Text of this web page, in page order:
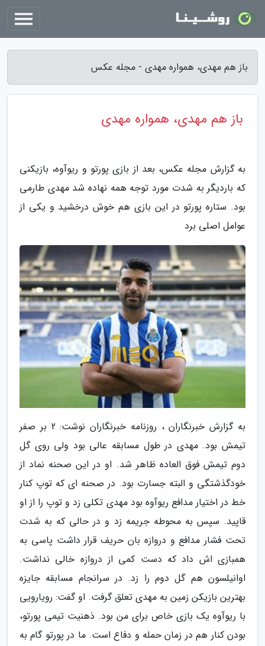
باز هم مهدی، همواره مهدی - مجله عکس
باز هم مهدی، همواره مهدی
به گزارش مجله عکس، بعد از بازی پورتو و ریوآوه، بازیکنی
که باردیگر به شدت مورد توجه همه نهاده شد مهدی طارمی
بود. ستاره پورتو در این بازی هم خوش درخشید و یکی از
عوامل اصلی برد
به گزارش خبرنگاران ، روزنامه خبرنگاران نوشت: 2 بر صفر
تیمش بود. مهدی در طول مسابقه عالی بود ولی روی گل
دوم تیمش فوق العاده ظاهر شد. او در این صحنه نماد از
خودگذشتگی و البته جسارت بود. در صحنه ای که توپ کنار
خط در اختیار مدافع ریوآوه بود مهدی تکلی زد و توپ را از او
قاپید. سپس به محوطه جریمه زد و در حالی که به شدت
تحت فشار مدافع و دروازه بان حریف قرار داشت پاسی به
همبازی اش داد که دست کمی از دروازه خالی نداشت.
اوانیلسون هم گل دوم را زد. در سرانجام مسابقه جایزه
بهترین بازیکن زمین به مهدی تعلق گرفت. او گفت: رویارویی
با ریوآوه یک بازی خاص برای من بود. ذهنیت تیمی پورتو،
بودن کنار هم در زمان حمله و دفاع است. ما در پورتو گام به